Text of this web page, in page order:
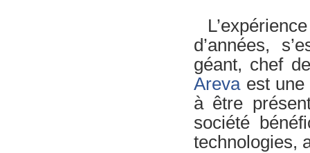
d’années,
géant, chef
Arevaest une
à être
société
technologies,